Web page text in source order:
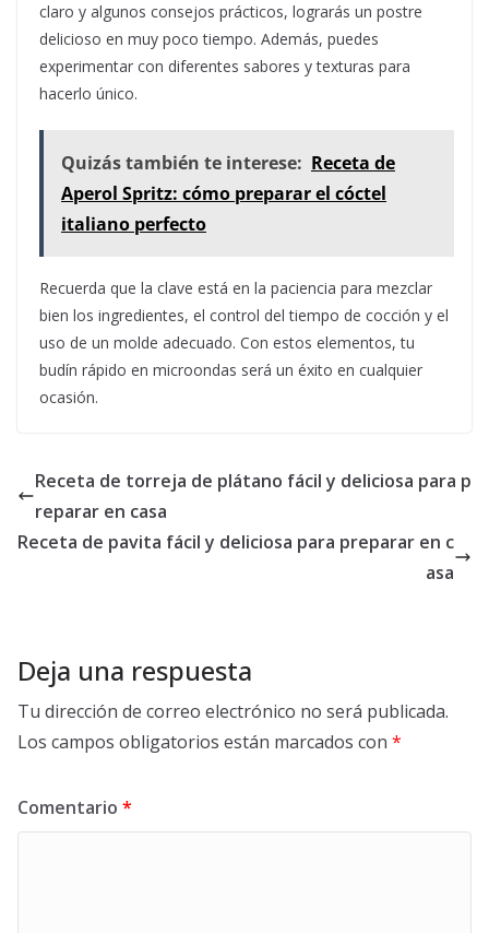
claro y algunos consejos prácticos, lograrás un postre
delicioso en muy poco tiempo. Además, puedes
experimentar con diferentes sabores y texturas para
hacerlo único.
Quizás también te interese: Receta de
Aperol Spritz: cómo preparar el cóctel
italiano perfecto
Recuerda que la clave está en la paciencia para mezclar
bien los ingredientes, el control del tiempo de cocción y el
uso de un molde adecuado. Con estos elementos, tu
budín rápido en microondas será un éxito en cualquier
ocasión.
Receta de torreja de plátano fácil y deliciosa para p
reparar en casa
Receta de pavita fácil y deliciosa para preparar en c
asa
Deja una respuesta
Tu dirección de correo electrónico no será publicada.
Los campos obligatorios están marcados con *
Comentario *